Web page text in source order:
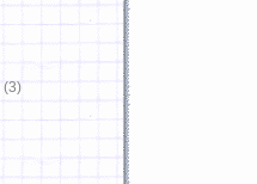
(3)